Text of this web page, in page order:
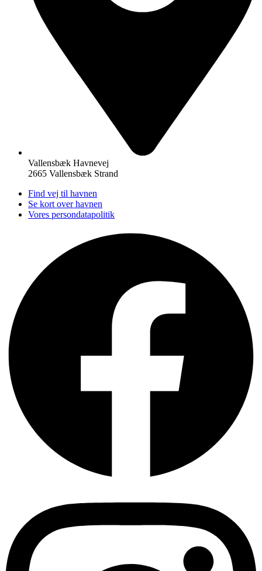
Vallensbæk Havnevej
2665 Vallensbæk Strand
Find vej til havnen
Se kort over havnen
Vores persondatapolitik